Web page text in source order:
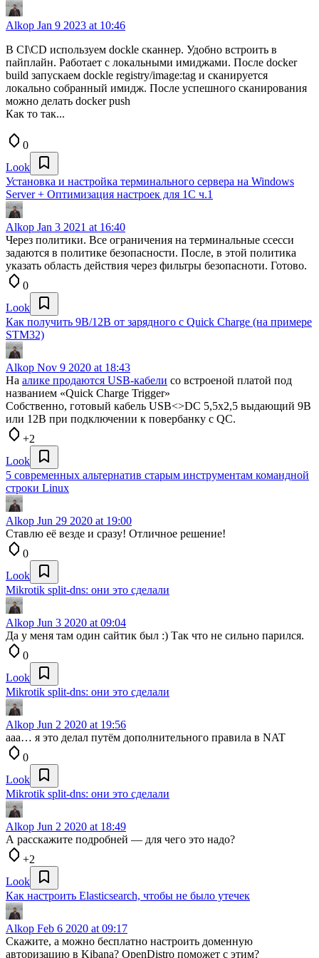
Alkop Jan 9 2023 at 10:46
В CI\CD используем dockle сканнер. Удобно встроить в
пайплайн. Работает с локальными имиджами. После docker
build запускаем dockle registry/image:tag и сканируется
локально собранный имидж. После успешного сканирования
можно делать docker push
Как то так...
0
Look
Установка и настройка терминального сервера на Windows
Server + Оптимизация настроек для 1С ч.1
Alkop Jan 3 2021 at 16:40
Через политики. Все ограничения на терминальные ссесси
задаются в политике безопасности. После, в этой политика
указать область действия через фильтры безопасноти. Готово.
0
Look
Как получить 9В/12В от зарядного с Quick Charge (на примере
STM32)
Alkop Nov 9 2020 at 18:43
На алике продаются USB-кабели со встроеной платой под
названием «Quick Charge Trigger»
Собственно, готовый кабель USB<>DC 5,5x2,5 выдающий 9В
или 12В при подключении к повербанку с QC.
+2
Look
5 современных альтернатив старым инструментам командной
строки Linux
Alkop Jun 29 2020 at 19:00
Ставлю её везде и сразу! Отличное решение!
0
Look
Mikrotik split-dns: они это сделали
Alkop Jun 3 2020 at 09:04
Да у меня там один сайтик был :) Так что не сильно парился.
0
Look
Mikrotik split-dns: они это сделали
Alkop Jun 2 2020 at 19:56
ааа… я это делал путём дополнительного правила в NAT
0
Look
Mikrotik split-dns: они это сделали
Alkop Jun 2 2020 at 18:49
А расскажите подробней — для чего это надо?
+2
Look
Как настроить Elasticsearch, чтобы не было утечек
Alkop Feb 6 2020 at 09:17
Скажите, а можно бесплатно настроить доменную
авторизацию в Kibana? OpenDistro поможет с этим?